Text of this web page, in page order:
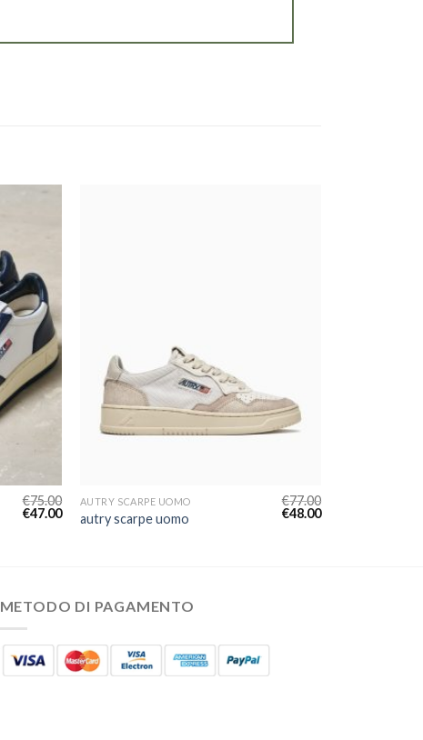
€75.00
€47.00
AUTRY SCARPE UOMO
autry scarpe uomo
€77.00
€48.00
METODO DI PAGAMENTO